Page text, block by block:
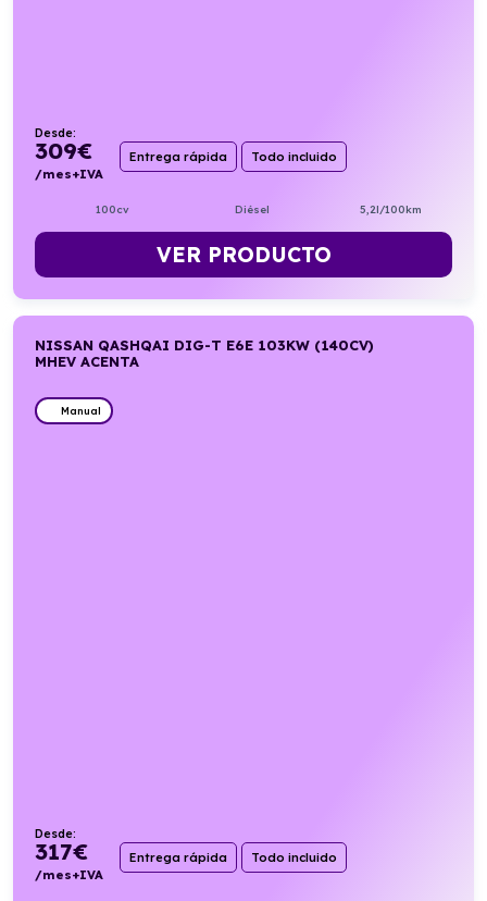
Desde:
309€
/mes+IVA
Entrega rápida Todo incluido
100cv Diésel 5,2l/100km
VER PRODUCTO
NISSAN QASHQAI DIG-T E6E 103KW (140CV)
MHEV ACENTA
Manual
Desde:
317€
/mes+IVA
Entrega rápida Todo incluido